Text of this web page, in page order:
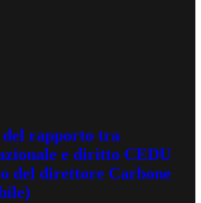
del rapporto tra
e diritto CEDU
del direttore Carbone